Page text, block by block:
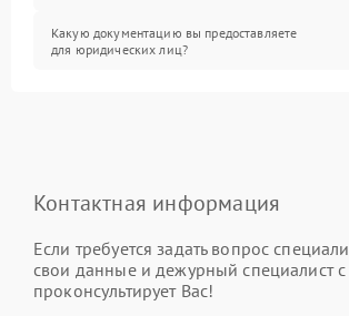
Какую документацию вы предоставляете
для юридических лиц?
Контактная информация
Если требуется задать вопрос
свои данные и дежурный специалист с
проконсультирует Вас!